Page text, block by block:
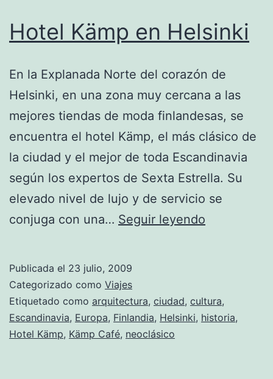
Hotel Kämp en Helsinki
En la Explanada Norte del corazón de
Helsinki, en una zona muy cercana a las
mejores tiendas de moda finlandesas, se
encuentra el hotel Kämp, el más clásico de
la ciudad y el mejor de toda Escandinavia
según los expertos de Sexta Estrella. Su
elevado nivel de lujo y de servicio se
conjuga con una… Seguir leyendo
Publicada el 23 julio, 2009
Categorizado como Viajes
Etiquetado como arquitectura, ciudad, cultura,
Escandinavia, Europa, Finlandia, Helsinki, historia,
Hotel Kämp, Kämp Café, neoclásico